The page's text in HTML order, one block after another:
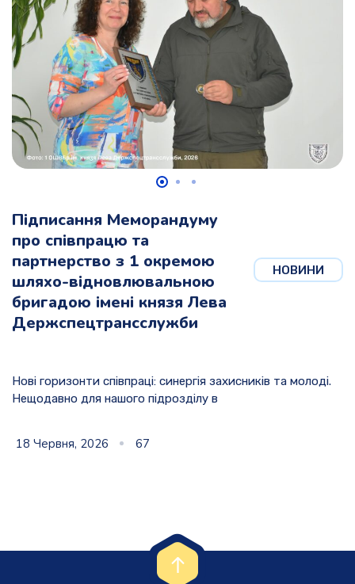
НОВИНИ
Підписання Меморандуму
про співпрацю та
партнерство з 1 окремою
шляхо-відновлювальною
бригадою імені князя Лева
Держспецтрансслужби
Нові горизонти співпраці: синергія захисників та молоді.
Нещодавно для нашого підрозділу в
18 Червня, 2026 67